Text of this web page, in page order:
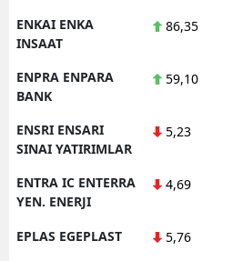
ENKAI ENKA
INSAAT
86,35
ENPRA ENPARA
BANK
59,10
ENSRI ENSARI
SINAI YATIRIMLAR
5,23
ENTRA IC ENTERRA
YEN. ENERJI
4,69
EPLAS EGEPLAST 5,76